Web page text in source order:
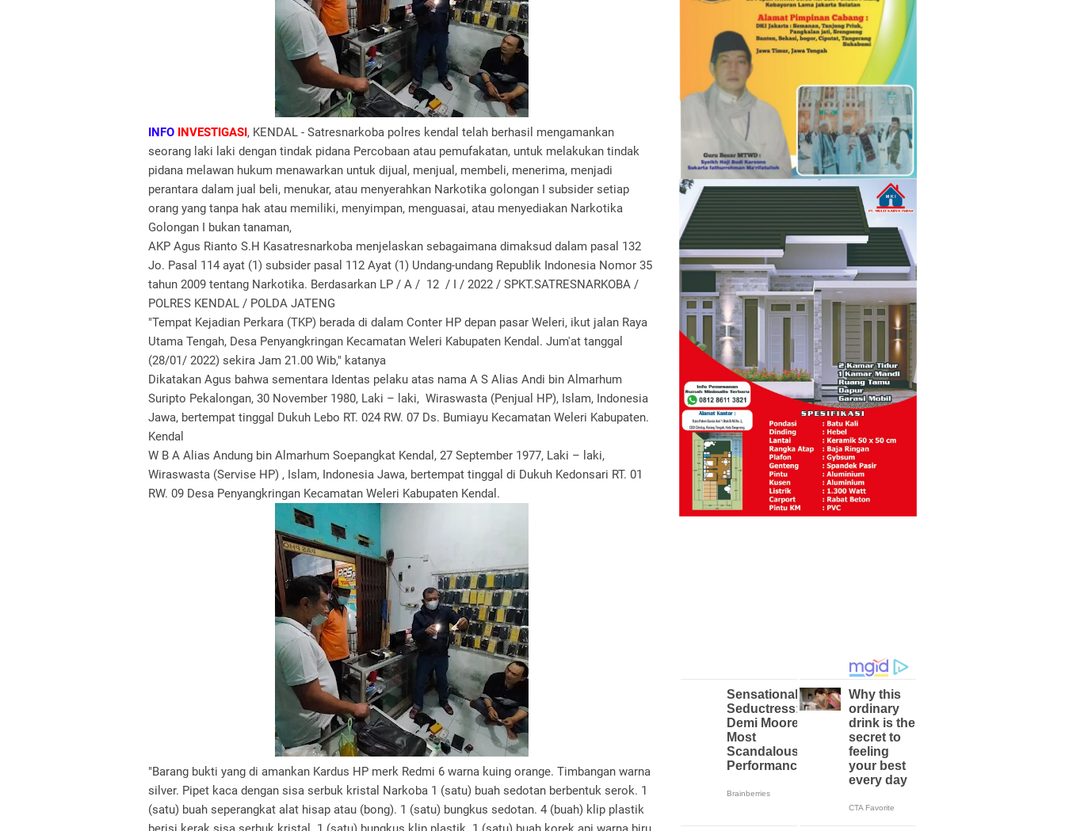
INFO INVESTIGASI, KENDAL - Satresnarkoba polres kendal telah berhasil mengamankan
seorang laki laki dengan tindak pidana Percobaan atau pemufakatan, untuk melakukan tindak
pidana melawan hukum menawarkan untuk dijual, menjual, membeli, menerima, menjadi
perantara dalam jual beli, menukar, atau menyerahkan Narkotika golongan I subsider setiap
orang yang tanpa hak atau memiliki, menyimpan, menguasai, atau menyediakan Narkotika
Golongan I bukan tanaman,
AKP Agus Rianto S.H Kasatresnarkoba menjelaskan sebagaimana dimaksud dalam pasal 132
Jo. Pasal 114 ayat (1) subsider pasal 112 Ayat (1) Undang-undang Republik Indonesia Nomor 35
tahun 2009 tentang Narkotika. Berdasarkan LP / A / 12 / I / 2022 / SPKT.SATRESNARKOBA /
POLRES KENDAL / POLDA JATENG
"Tempat Kejadian Perkara (TKP) berada di dalam Conter HP depan pasar Weleri, ikut jalan Raya
Utama Tengah, Desa Penyangkringan Kecamatan Weleri Kabupaten Kendal. Jum'at tanggal
(28/01/ 2022) sekira Jam 21.00 Wib," katanya
Dikatakan Agus bahwa sementara Identas pelaku atas nama A S Alias Andi bin Almarhum
Suripto Pekalongan, 30 November 1980, Laki – laki, Wiraswasta (Penjual HP), Islam, Indonesia
Jawa, bertempat tinggal Dukuh Lebo RT. 024 RW. 07 Ds. Bumiayu Kecamatan Weleri Kabupaten.
Kendal
W B A Alias Andung bin Almarhum Soepangkat Kendal, 27 September 1977, Laki – laki,
Wiraswasta (Servise HP) , Islam, Indonesia Jawa, bertempat tinggal di Dukuh Kedonsari RT. 01
RW. 09 Desa Penyangkringan Kecamatan Weleri Kabupaten Kendal.
"Barang bukti yang di amankan Kardus HP merk Redmi 6 warna kuing orange. Timbangan warna
silver. Pipet kaca dengan sisa serbuk kristal Narkoba 1 (satu) buah sedotan berbentuk serok. 1
(satu) buah seperangkat alat hisap atau (bong). 1 (satu) bungkus sedotan. 4 (buah) klip plastik